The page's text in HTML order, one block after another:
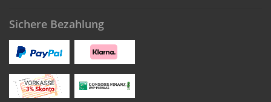
Sichere Bezahlung